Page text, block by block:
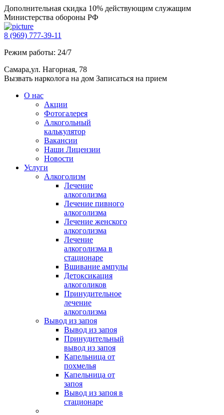
Дополнительная скидка 10% действующим служащим
Министерства обороны РФ
8 (969) 777-39-11
Режим работы: 24/7
Самара,ул. Нагорная, 78
Вызвать нарколога на дом Записаться на прием
О нас
Акции
Фотогалерея
Алкогольный
калькулятор
Вакансии
Наши Лицензии
Новости
Услуги
Алкоголизм
Лечение
алкоголизма
Лечение пивного
алкоголизма
Лечение женского
алкоголизма
Лечение
алкоголизма в
стационаре
Вшивание ампулы
Детоксикация
алкоголиков
Принудительное
лечение
алкоголизма
Вывод из запоя
Вывод из запоя
Принудительный
вывод из запоя
Капельница от
похмелья
Капельница от
запоя
Вывод из запоя в
стационаре